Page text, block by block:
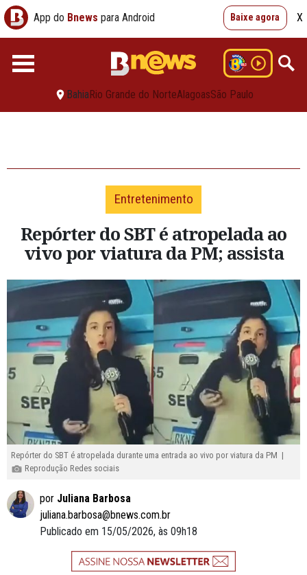
App do Bnews para Android Baixe agora X
BahiaRio Grande do NorteAlagoasSão Paulo
Entretenimento
Repórter do SBT é atropelada ao
vivo por viatura da PM; assista
Repórter do SBT é atropelada durante uma entrada ao vivo por viatura da PM |
Reprodução Redes sociais
por Juliana Barbosa
juliana.barbosa@bnews.com.br
Publicado em 15/05/2026, às 09h18